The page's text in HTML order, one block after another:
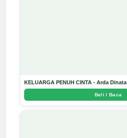
KELUARGA PENUH CINTA - Arda Dinata
Beli / Baca